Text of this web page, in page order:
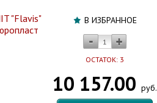
В ИЗБРАННОЕ
ОСТАТОК: 3
10 157.00 руб.
"Flavis"